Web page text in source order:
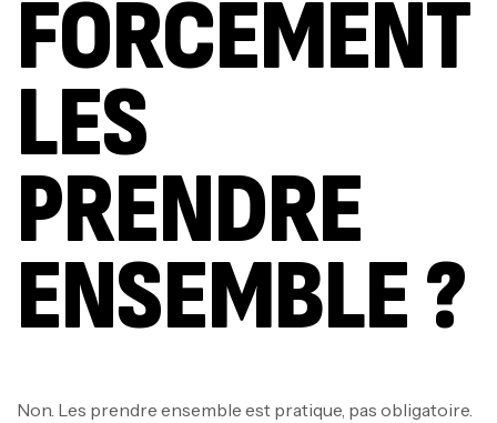
FORCÉMENT
LES
PRENDRE
ENSEMBLE ?
Non. Les prendre ensemble est pratique, pas obligatoire.